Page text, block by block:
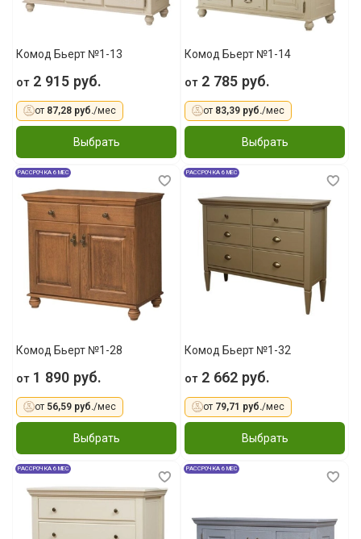
Комод Бьерт №1-13
от2 915 руб.
от 87,28 руб./мес
Выбрать
Комод Бьерт №1-14
от2 785 руб.
от 83,39 руб./мес
Выбрать
РАССРОЧКА 6 МЕС
Комод Бьерт №1-28
от1 890 руб.
от 56,59 руб./мес
Выбрать
РАССРОЧКА 6 МЕС
Комод Бьерт №1-32
от2 662 руб.
от 79,71 руб./мес
Выбрать
РАССРОЧКА 6 МЕС РАССРОЧКА 6 МЕС